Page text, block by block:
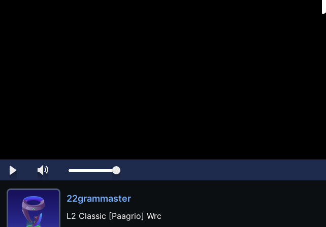
22grammaster
L2 Classic [Paagrio] Wrc